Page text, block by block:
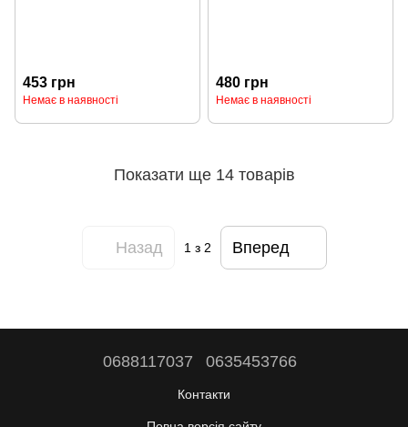
453 грн
Немає в наявності
480 грн
Немає в наявності
Показати ще 14 товарів
Назад 1з 2 Вперед
0688117037 0635453766
Контакти